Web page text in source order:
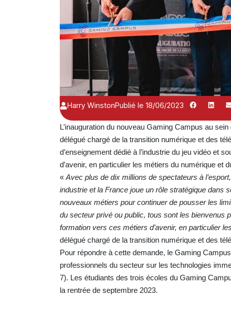
Harry WinstonPublié le 18/06/2023
L’inauguration du nouveau Gaming Campus au
délégué chargé de la transition numérique et des
d’enseignement dédié à l’industrie du jeu vidéo et
d’avenir, en particulier les métiers du numérique et
«Avec plus de dix millions de spectateurs à
industrie et la France joue un rôle stratégique dans
nouveaux métiers pour continuer de pousser les
du secteur privé ou public, tous sont les bienvenus
formation vers ces métiers d’avenir, en particulier
délégué chargé de la transition numérique et des
Pour répondre à cette demande, le Gaming
professionnels du secteur sur les technologies
7). Les étudiants des trois écoles du Gaming
la rentrée de septembre 2023.